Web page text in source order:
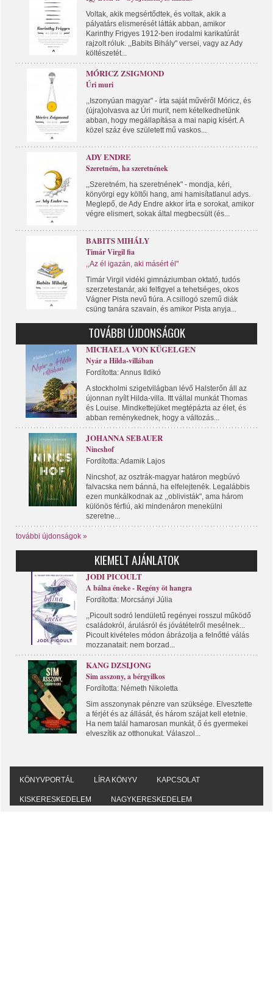
Voltak, akik megsértődtek, és voltak, akik a
pályatárs elismerését látták abban, amikor
Karinthy Frigyes 1912-ben irodalmi karikatúrát
rajzolt róluk. ,,Babits Bihály" versei, vagy az Ady
költészetét...
MÓRICZ ZSIGMOND
Úri muri
,,Iszonyúan magyar" - írta saját művéről Móricz, és
(újra)olvasva az Úri murit, nem kételkedhetünk
abban, hogy megállapítása a mai napig kísért. A
közel száz éve született mű vaskos...
ADY ENDRE
Szeretném, ha szeretnének
,,Szeretném, ha szeretnének" - mondja, kéri,
könyörgi egy költői hang, ami hamisítatlanul adys.
Meglepő, de Ady Endre akkor írta e sorokat, amikor
végre elismert, sokak által megbecsült (és...
BABITS MIHÁLY
Timár Virgil fia
,,Az él igazán, aki másért él"
Timár Virgil vidéki gimnáziumban oktató, tudós
szerzetestanár, aki felfigyel a tehetséges, okos
Vágner Pista nevű fiúra. A csillogó szemű diák
csüng tanára szavain, és amikor Pista anyja...
TOVÁBBI ÚJDONSÁGOK
MICHAELA VON KÜGELGEN
Nyár a Hilda-villában
Fordította: Annus Ildikó
A stockholmi szigetvilágban lévő Halsterőn áll az
újonnan nyílt Hilda-villa. Itt vállal munkát Thomas
és Louise. Mindkettejüket megtépázta az élet, és
abban reménykednek, hogy a változás...
JOHANNA SEBAUER
Nincshof
Fordította: Adamik Lajos
Nincshof, az osztrák-magyar határon megbúvó
falvacska nem bánná, ha elfelejtenék. Legalábbis
ezen munkálkodnak az ,,oblivisták", ama három
különös férfiú, aki mindenáron menekülni
szeretne...
további újdonságok »
KIEMELT AJÁNLATOK
JODI PICOULT
A bálna éneke - Regény öt hangra
Fordította: Morcsányi Júlia
,,Picoult sodró lendületű regényei rosszul működő
családokról, árulásról és jóvátételről mesélnek...
Picoult kivételes módon ábrázolja a felnőtté válás
mozzanatait: nem borzad...
KANG DZSIJONG
Sim asszony, a bérgyilkos
Fordította: Németh Nikoletta
Sim asszonynak pénzre van szüksége. Elvesztette
a férjét és az állását, és három szájat kell etetnie.
Ha nem talál hamarosan munkát, ő és gyermekei
elveszítik az otthonukat. Válaszol...
KÖNYVPORTÁL LÍRA KÖNYV KAPCSOLAT
KISKERESKEDELEM NAGYKERESKEDELEM